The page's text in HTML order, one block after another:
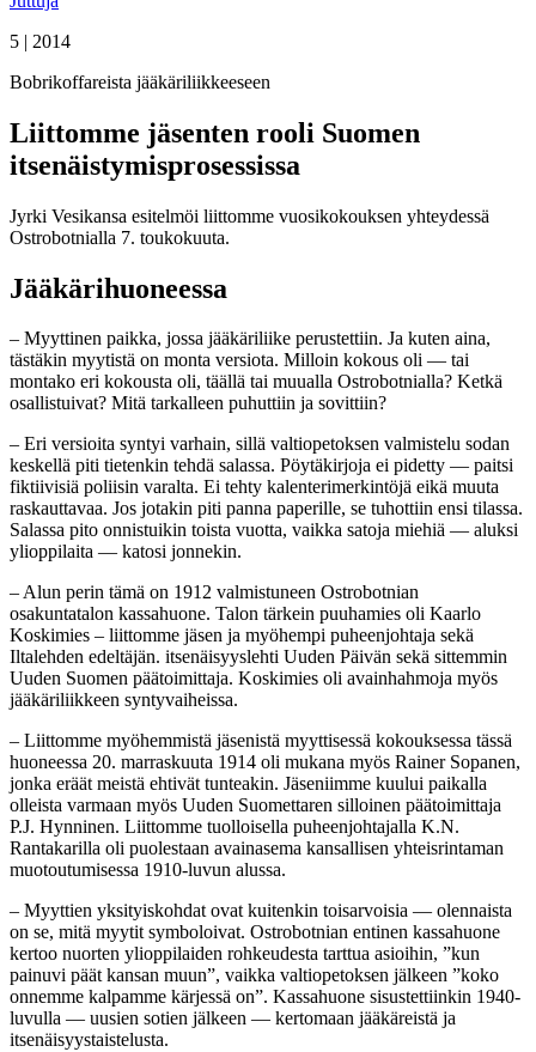
5 | 2014
Bobrikoffareista jääkäriliikkeeseen
Liittomme jäsenten rooli Suomen
itsenäistymisprosessissa
Jyrki Vesikansa esitelmöi liittomme vuosikokouksen yhteydessä
Ostrobotnialla 7. toukokuuta.
Jääkärihuoneessa
– Myyttinen paikka, jossa jääkäriliike perustettiin. Ja kuten aina,
tästäkin myytistä on monta versiota. Milloin kokous oli — tai
montako eri kokousta oli, täällä tai muualla Ostrobotnialla? Ketkä
osallistuivat? Mitä tarkalleen puhuttiin ja sovittiin?
– Eri versioita syntyi varhain, sillä valtiopetoksen valmistelu sodan
keskellä piti tietenkin tehdä salassa. Pöytäkirjoja ei pidetty — paitsi
fiktiivisiä poliisin varalta. Ei tehty kalenterimerkintöjä eikä muuta
raskauttavaa. Jos jotakin piti panna paperille, se tuhottiin ensi tilassa.
Salassa pito onnistuikin toista vuotta, vaikka satoja miehiä — aluksi
ylioppilaita — katosi jonnekin.
– Alun perin tämä on 1912 valmistuneen Ostrobotnian
osakuntatalon kassahuone. Talon tärkein puuhamies oli Kaarlo
Koskimies – liittomme jäsen ja myöhempi puheenjohtaja sekä
Iltalehden edeltäjän. itsenäisyyslehti Uuden Päivän sekä sittemmin
Uuden Suomen päätoimittaja. Koskimies oli avainhahmoja myös
jääkäriliikkeen syntyvaiheissa.
– Liittomme myöhemmistä jäsenistä myyttisessä kokouksessa tässä
huoneessa 20. marraskuuta 1914 oli mukana myös Rainer Sopanen,
jonka eräät meistä ehtivät tunteakin. Jäseniimme kuului paikalla
olleista varmaan myös Uuden Suomettaren silloinen päätoimittaja
P.J. Hynninen. Liittomme tuolloisella puheenjohtajalla K.N.
Rantakarilla oli puolestaan avainasema kansallisen yhteisrintaman
muotoutumisessa 1910-luvun alussa.
– Myyttien yksityiskohdat ovat kuitenkin toisarvoisia — olennaista
on se, mitä myytit symboloivat. Ostrobotnian entinen kassahuone
kertoo nuorten ylioppilaiden rohkeudesta tarttua asioihin, ”kun
painuvi päät kansan muun”, vaikka valtiopetoksen jälkeen ”koko
onnemme kalpamme kärjessä on”. Kassahuone sisustettiinkin 1940-
luvulla — uusien sotien jälkeen — kertomaan jääkäreistä ja
itsenäisyystaistelusta.